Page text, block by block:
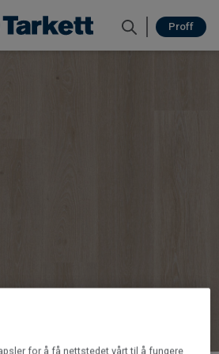
Proff
for å få nettstedet vårt til å fungere